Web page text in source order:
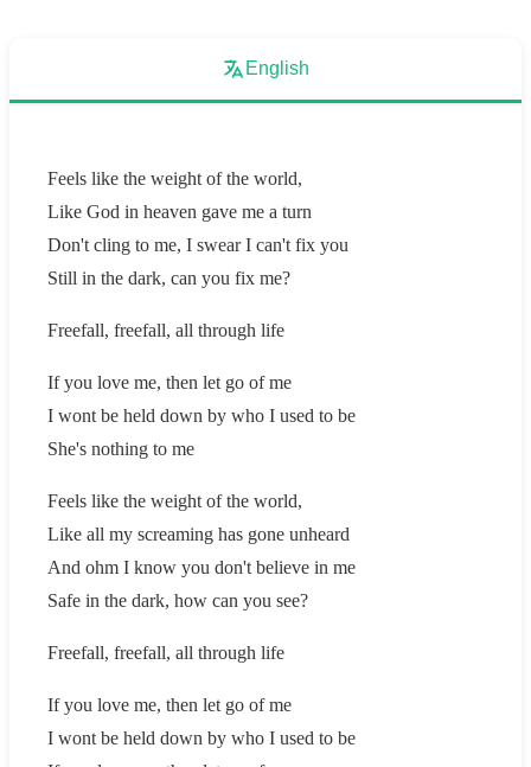
English
Feels like the weight of the world,
Like God in heaven gave me a turn
Don't cling to me, I swear I can't fix you
Still in the dark, can you fix me?
Freefall, freefall, all through life
If you love me, then let go of me
I wont be held down by who I used to be
She's nothing to me
Feels like the weight of the world,
Like all my screaming has gone unheard
And ohm I know you don't believe in me
Safe in the dark, how can you see?
Freefall, freefall, all through life
If you love me, then let go of me
I wont be held down by who I used to be